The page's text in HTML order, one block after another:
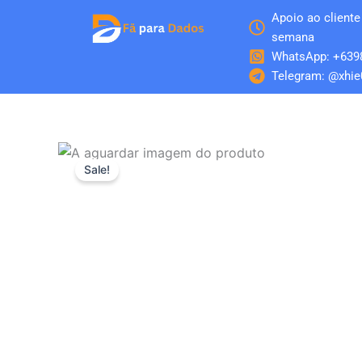
Apoio ao
semana
WhatsApp:
Telegram:
Sale!